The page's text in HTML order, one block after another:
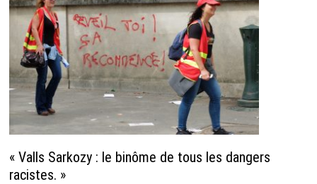
« Valls Sarkozy : le binôme de tous les dangers
racistes. »